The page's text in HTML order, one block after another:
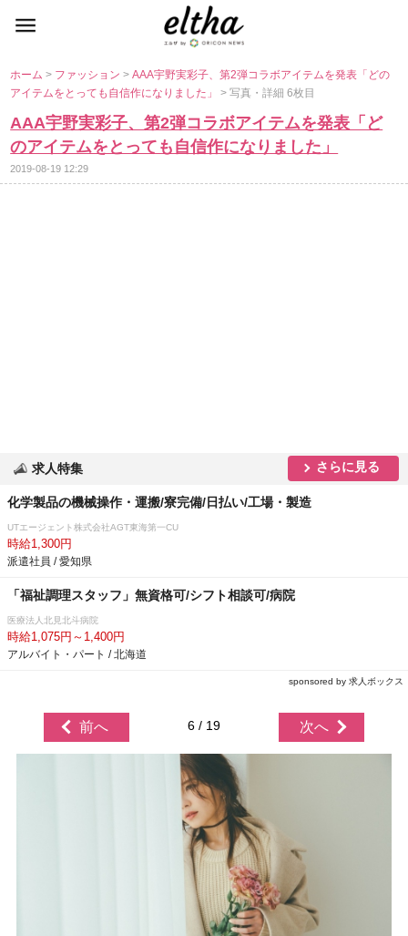
ホーム> ファッション>AAA宇野実彩子、第2弾コラボアイテムを発表「どの
アイテムをとっても自信作になりました」> 写真・詳細 6枚目
AAA宇野実彩子、第2弾コラボアイテムを発表「ど
のアイテムをとっても自信作になりました」
2019-08-19 12:29
求人特集 さらに見る
化学製品の機械操作・運搬/寮完備/日払い/工場・製造
UTエージェント株式会社AGT東海第一CU
時給1,300円
派遣社員 / 愛知県
「福祉調理スタッフ」無資格可/シフト相談可/病院
医療法人北見北斗病院
時給1,075円～1,400円
アルバイト・パート / 北海道
sponsored by 求人ボックス
前へ 6 / 19 次へ